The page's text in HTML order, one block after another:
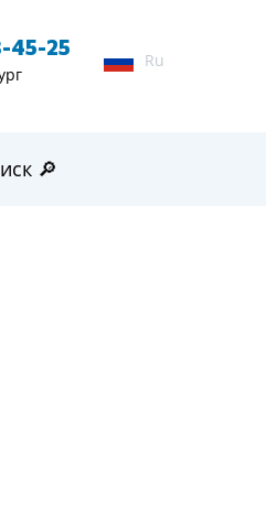
45-25
Ru
🔎